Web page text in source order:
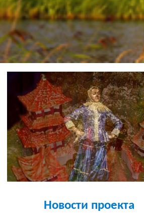
Новости проекта